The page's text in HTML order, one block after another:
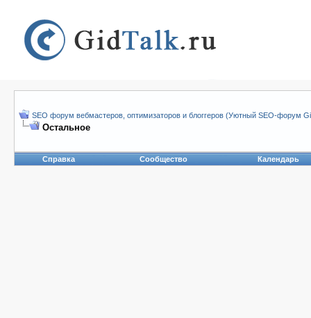
SEO форум вебмастеров, оптимизаторов и блоггеров (Уютный SEO-форум
Остальное
Справка Сообщество Календарь